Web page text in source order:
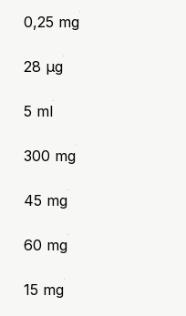
0,25 mg
28 µg
5 ml
300 mg
45 mg
60 mg
15 mg